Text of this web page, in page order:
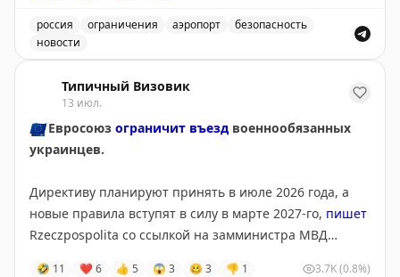
россия ограничения аэропорт
безопасность
новости
Типичный Визовик
13 июл.
🇪🇺Евросоюз ограничит въездвоеннообязанных
украинцев.
Директиву планируют принять в июле 2026 года, а
новые правила вступят в силу в марте 2027-го, пишет
Rzeczpospolita со ссылкой на замминистра МВД
🤣 11 ❤ 6 👍 5 😱 3 🥴 3 👎 1 3.7K(0.8%)